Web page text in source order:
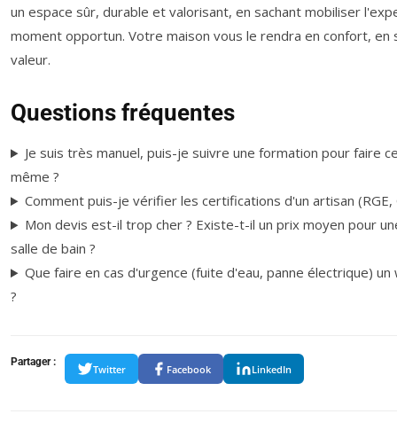
un espace sûr, durable et valorisant, en sachant mobiliser
moment opportun. Votre maison vous le rendra en confort, en
valeur.
Questions fréquentes
Je suis très manuel, puis-je suivre une formation pour faire
même ?
Comment puis-je vérifier les certifications d'un artisan (RGE,
Mon devis est-il trop cher ? Existe-t-il un prix moyen pour
salle de bain ?
Que faire en cas d'urgence (fuite d'eau, panne électrique) un
?
Partager :
Twitter Facebook LinkedIn